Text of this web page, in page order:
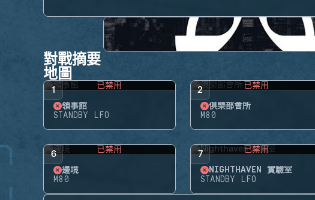
對戰摘要
地圖
1 已禁用
領事館
STANDBY LFO
2 已禁用
俱樂部會所
M80
6 已禁用
邊境
M80
7 已禁用
NIGHTHAVEN 實驗室
STANDBY LFO